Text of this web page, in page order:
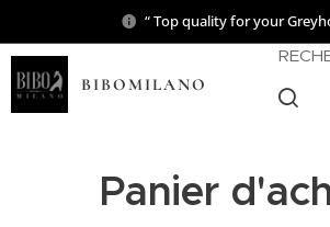
“ Top quality for your
BIBOMILANO
Panier